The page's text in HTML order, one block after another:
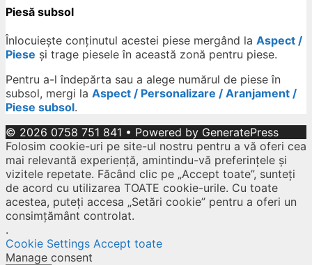
Piesă subsol
Înlocuiește conținutul acestei piese mergând la Aspect /
Piese și trage piesele în această zonă pentru piese.
Pentru a-l îndepărta sau a alege numărul de piese în
subsol, mergi la Aspect / Personalizare / Aranjament /
Piese subsol.
© 2026 0758 751 841 • Powered by GeneratePress
Folosim cookie-uri pe site-ul nostru pentru a vă oferi cea
mai relevantă experiență, amintindu-vă preferințele și
vizitele repetate. Făcând clic pe „Accept toate”, sunteți
de acord cu utilizarea TOATE cookie-urile. Cu toate
acestea, puteți accesa „Setări cookie” pentru a oferi un
consimțământ controlat.
.
Cookie Settings Accept toate
Manage consent